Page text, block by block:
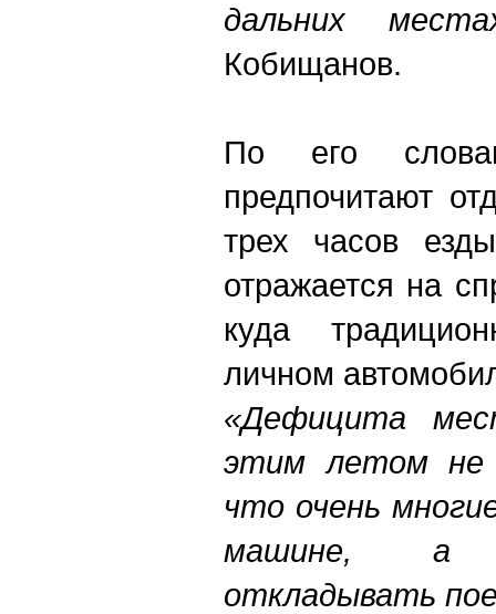
дальних
Кобищанов.
По его
предпочитают
трех часов
отражается на
куда
личном
«Дефицита
этим летом не
что очень
машине, а
откладывать